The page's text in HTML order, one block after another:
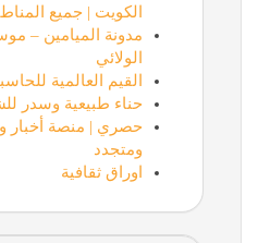
الكويت | جميع
مدونة الميامين –
الولائي
القيم العالمية
حناء طبيعية وسدر
حصري | منصة
ومتجدد
اوراق ثقافية